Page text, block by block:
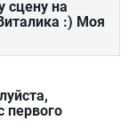
сцену на
:) Моя
первого